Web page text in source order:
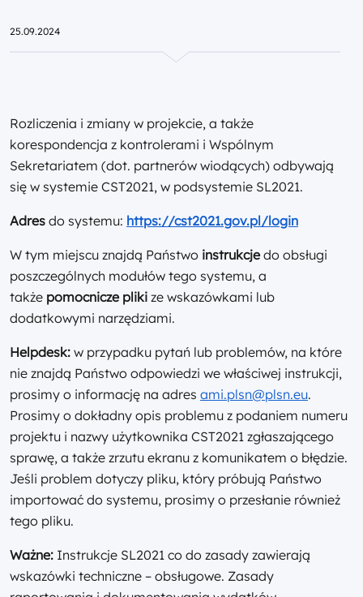
25.09.2024
Rozliczenia i zmiany w projekcie, a także
korespondencja z kontrolerami i Wspólnym
Sekretariatem (dot. partnerów wiodących) odbywają
się w systemie CST2021, w podsystemie SL2021.
Adres do systemu: https://cst2021.gov.pl/login
W tym miejscu znajdą Państwo instrukcje do obsługi
poszczególnych modułów tego systemu, a
także pomocnicze pliki ze wskazówkami lub
dodatkowymi narzędziami.
Helpdesk: w przypadku pytań lub problemów, na które
nie znajdą Państwo odpowiedzi we właściwej instrukcji,
prosimy o informację na adres ami.plsn@plsn.eu.
Prosimy o dokładny opis problemu z podaniem numeru
projektu i nazwy użytkownika CST2021 zgłaszającego
sprawę, a także zrzutu ekranu z komunikatem o błędzie.
Jeśli problem dotyczy pliku, który próbują Państwo
importować do systemu, prosimy o przesłanie również
tego pliku.
Ważne: Instrukcje SL2021 co do zasady zawierają
wskazówki techniczne – obsługowe. Zasady